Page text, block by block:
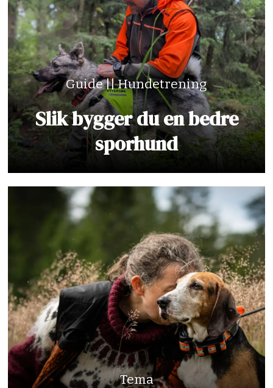
Guide || Hundetrening
Slik bygger du en bedre
sporhund
Tema